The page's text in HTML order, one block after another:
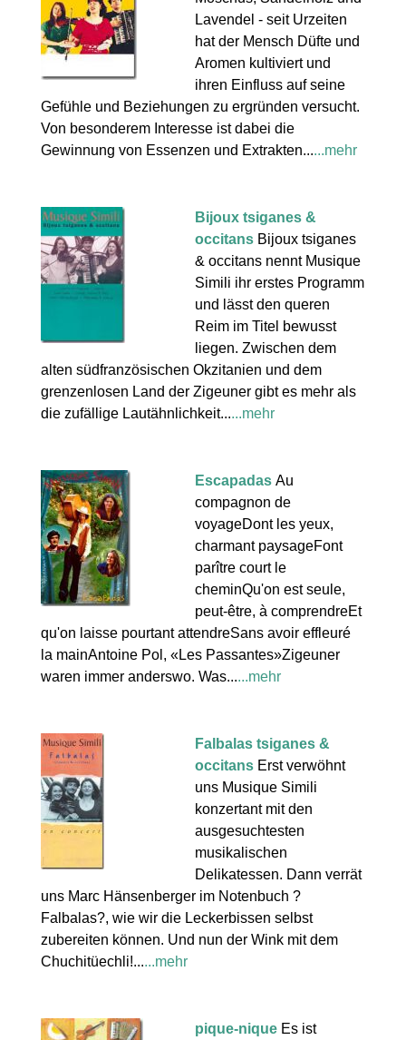
Lavendel - seit Urzeiten
hat der Mensch Düfte und
Aromen kultiviert und
ihren Einfluss auf seine
Gefühle und Beziehungen zu ergründen versucht.
Von besonderem Interesse ist dabei die
Gewinnung von Essenzen und Extrakten......mehr
Bijoux tsiganes &
occitans Bijoux tsiganes
& occitans nennt Musique
Simili ihr erstes Programm
und lässt den queren
Reim im Titel bewusst
liegen. Zwischen dem
alten südfranzösischen Okzitanien und dem
grenzenlosen Land der Zigeuner gibt es mehr als
die zufällige Lautähnlichkeit......mehr
Escapadas Au
compagnon de
voyageDont les yeux,
charmant paysageFont
parître court le
cheminQu'on est seule,
peut-être, à comprendreEt
qu'on laisse pourtant attendreSans avoir effleuré
la mainAntoine Pol, «Les Passantes»Zigeuner
waren immer anderswo. Was......mehr
Falbalas tsiganes &
occitans Erst verwöhnt
uns Musique Simili
konzertant mit den
ausgesuchtesten
musikalischen
Delikatessen. Dann verrät
uns Marc Hänsenberger im Notenbuch ?
Falbalas?, wie wir die Leckerbissen selbst
zubereiten können. Und nun der Wink mit dem
Chuchitüechli!......mehr
pique-nique Es ist